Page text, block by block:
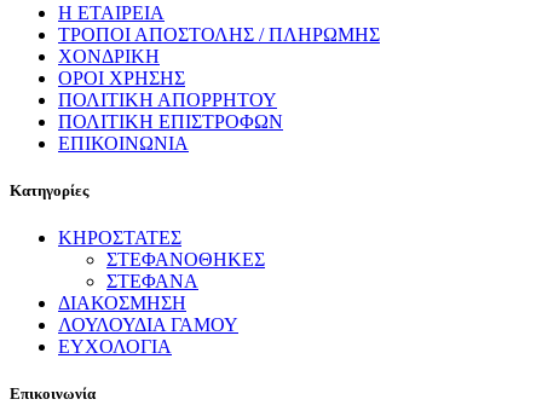
Η ΕΤΑΙΡΕΙΑ
ΤΡΟΠΟΙ ΑΠΟΣΤΟΛΗΣ / ΠΛΗΡΩΜΗΣ
ΧΟΝΔΡΙΚΗ
ΟΡΟΙ ΧΡΗΣΗΣ
ΠΟΛΙΤΙΚΗ ΑΠΟΡΡΗΤΟΥ
ΠΟΛΙΤΙΚΗ ΕΠΙΣΤΡΟΦΩΝ
ΕΠΙΚΟΙΝΩΝΙΑ
Κατηγορίες
ΚΗΡΟΣΤΑΤΕΣ
ΣΤΕΦΑΝΟΘΗΚΕΣ
ΣΤΕΦΑΝΑ
ΔΙΑΚΟΣΜΗΣΗ
ΛΟΥΛΟΥΔΙΑ ΓΑΜΟΥ
ΕΥΧΟΛΟΓΙΑ
Επικοινωνία